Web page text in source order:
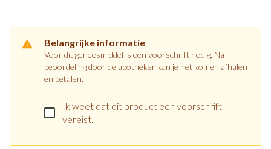
Belangrijke informatie
Voor dit geneesmiddel is een voorschrift nodig. Na
beoordeling door de apotheker kan je het komen afhalen
en betalen.
Ik weet dat dit product een voorschrift
vereist.